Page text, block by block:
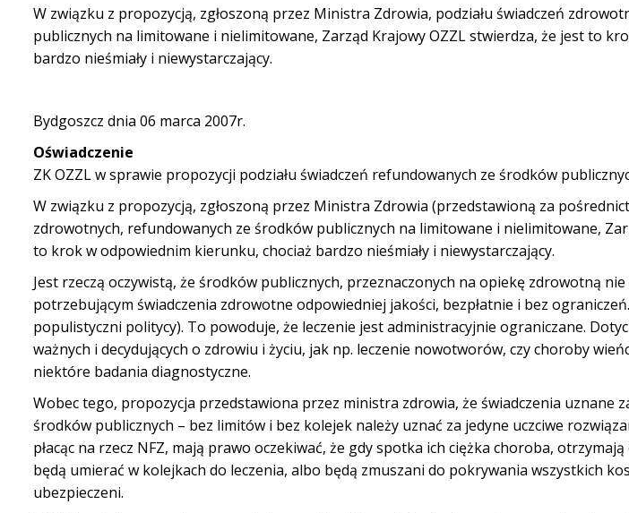
W związku z propozycją, zgłoszoną przez Ministra Zdrowia, podziału świadczeń
publicznych na limitowane i nielimitowane, Zarząd Krajowy OZZL stwierdza, że jest to
bardzo nieśmiały i niewystarczający.
Bydgoszcz dnia 06 marca 2007r.
Oświadczenie
ZK OZZL w sprawie propozycji podziału świadczeń refundowanych ze środków
W związku z propozycją, zgłoszoną przez Ministra Zdrowia (przedstawioną za
zdrowotnych, refundowanych ze środków publicznych na limitowane i nielimitowane,
to krok w odpowiednim kierunku, chociaż bardzo nieśmiały i niewystarczający.
Jest rzeczą oczywistą, że środków publicznych, przeznaczonych na opiekę zdrowotną
potrzebującym świadczenia zdrowotne odpowiedniej jakości, bezpłatnie i bez
populistyczni politycy). To powoduje, że leczenie jest administracyjnie ograniczane.
ważnych i decydujących o zdrowiu i życiu, jak np. leczenie nowotworów, czy choroby
niektóre badania diagnostyczne.
Wobec tego, propozycja przedstawiona przez ministra zdrowia, że świadczenia uznane
środków publicznych – bez limitów i bez kolejek należy uznać za jedyne uczciwe
płacąc na rzecz NFZ, mają prawo oczekiwać, że gdy spotka ich ciężka choroba,
będą umierać w kolejkach do leczenia, albo będą zmuszani do pokrywania wszystkich
ubezpieczeni.